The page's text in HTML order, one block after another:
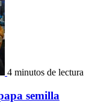
4 minutos de lectura
semilla